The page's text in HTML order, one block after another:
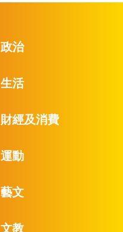
政治
生活
財經及消費
運動
藝文
文教